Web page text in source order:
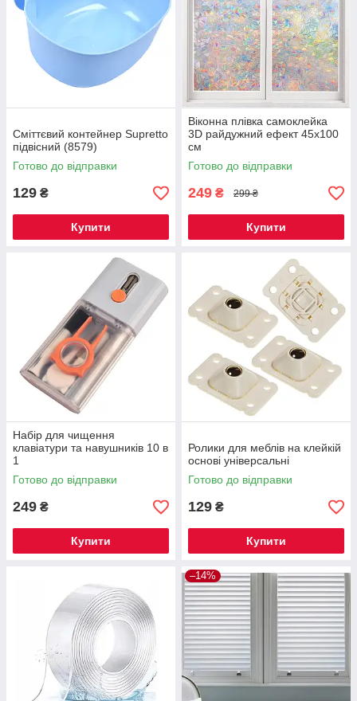
Сміттєвий контейнер Supretto
підвісний (8579)
Готово до відправки
129 ₴
Купити
Віконна плівка самоклейка
3D райдужний ефект 45х100
см
Готово до відправки
249 ₴ 299 ₴
Купити
Набір для чищення
клавіатури та навушників 10 в
1
Готово до відправки
249 ₴
Купити
Ролики для меблів на клейкій
основі універсальні
Готово до відправки
129 ₴
Купити
–14%